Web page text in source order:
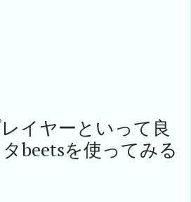
イヤーといって良
beetsを使ってみる